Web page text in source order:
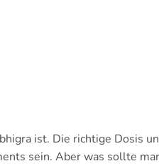
ist. Die richtige Dosis
sein. Aber was sollte